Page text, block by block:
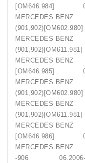
[OM646.984]
MERCEDES
MERCEDES
MERCEDES
[OM646.985]
MERCEDES
MERCEDES
MERCEDES
[OM646.986]
MERCEDES
-906